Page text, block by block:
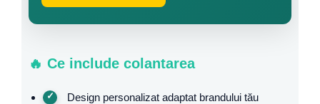
🔥 Ce include colantarea
Design personalizat adaptat brandului tău